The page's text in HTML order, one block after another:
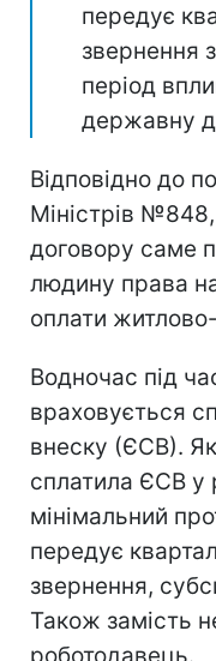
передує
звернення
період
державну
Відповідно до
Міністрів
договору саме
людину права
оплати
Водночас під
враховується
внеску (ЄСВ).
сплатила ЄСВ у
мінімальний
передує
звернення,
Також замість
роботодавець.